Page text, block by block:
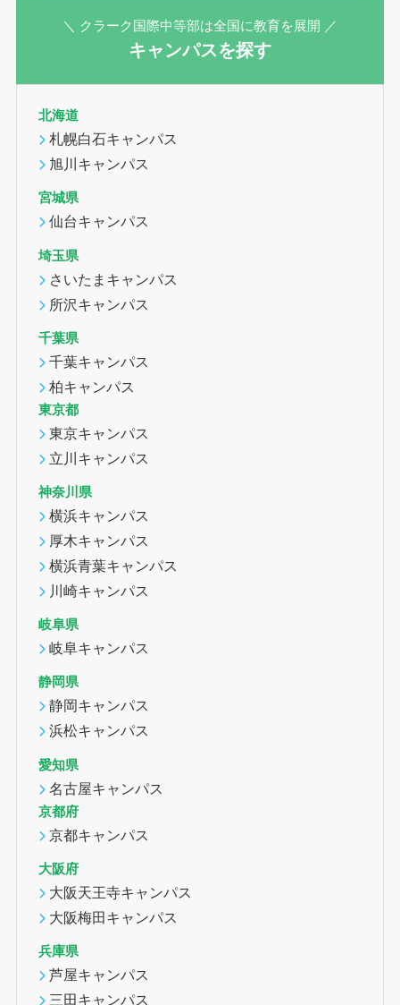
＼ クラーク国際中等部は全国に教育を展開 ／
キャンパスを探す
北海道
札幌白石キャンパス
旭川キャンパス
宮城県
仙台キャンパス
埼玉県
さいたまキャンパス
所沢キャンパス
千葉県
千葉キャンパス
柏キャンパス
東京都
東京キャンパス
立川キャンパス
神奈川県
横浜キャンパス
厚木キャンパス
横浜青葉キャンパス
川崎キャンパス
岐阜県
岐阜キャンパス
静岡県
静岡キャンパス
浜松キャンパス
愛知県
名古屋キャンパス
京都府
京都キャンパス
大阪府
大阪天王寺キャンパス
大阪梅田キャンパス
兵庫県
芦屋キャンパス
三田キャンパス